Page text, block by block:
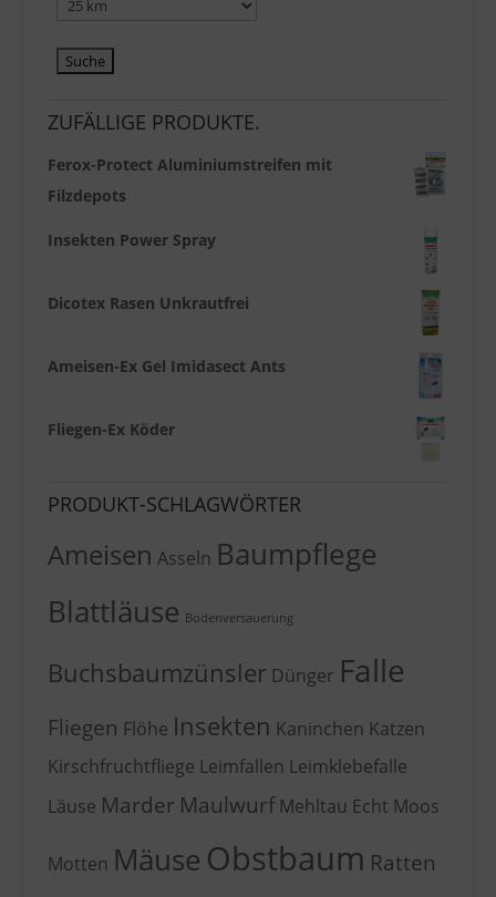
ZUFÄLLIGE PRODUKTE.
Ferox-Protect Aluminiumstreifen mit
Filzdepots
Insekten Power Spray
Dicotex Rasen Unkrautfrei
Ameisen-Ex Gel Imidasect Ants
Fliegen-Ex Köder
PRODUKT-SCHLAGWÖRTER
Ameisen Asseln Baumpflege
Blattläuse Bodenversauerung
Buchsbaumzünsler Dünger Falle
Fliegen Flöhe Insekten Kaninchen Katzen
Kirschfruchtfliege Leimfallen Leimklebefalle
Läuse Marder Maulwurf Mehltau Echt Moos
Motten Mäuse Obstbaum Ratten